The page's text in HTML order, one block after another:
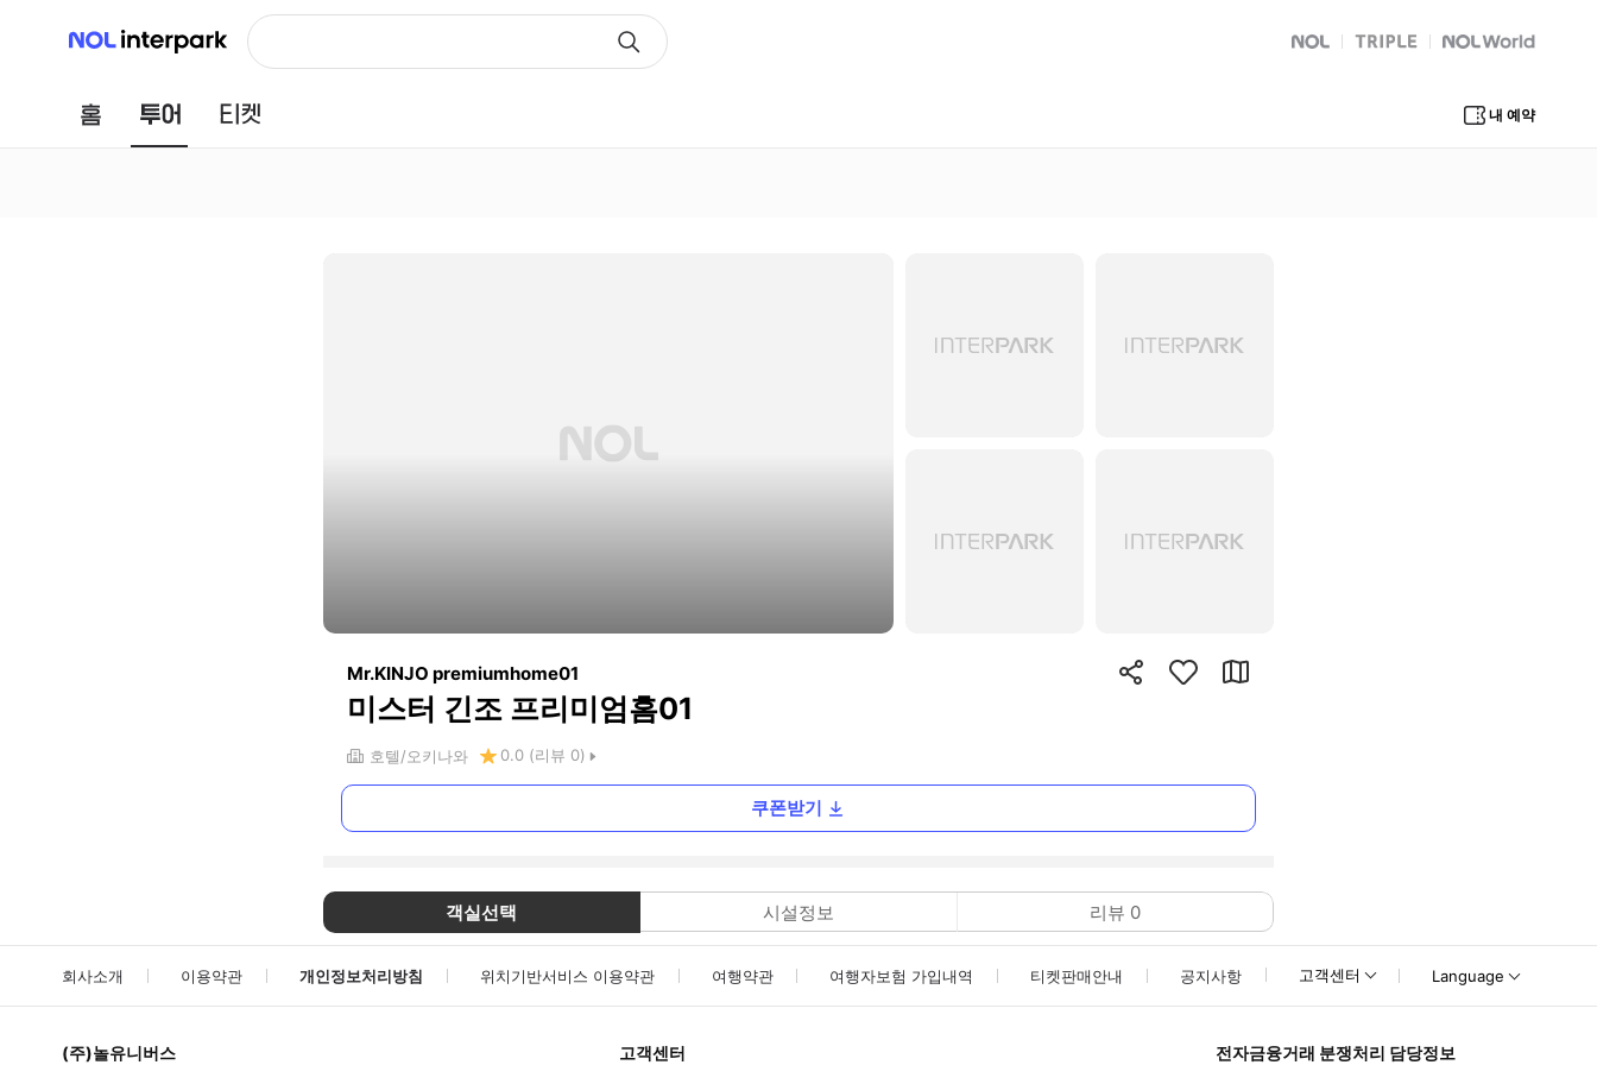
NOL 인터파크
NOL
트리플 Global Interpark
홈 투어 내 예약
Mr.KINJO premiumhome01
미스터 긴조 프리미엄홈01
호텔 오키나와 0.0 (리뷰 0)
쿠폰받기
객실선택 시설정보 리뷰 0
회사소개 이용약관 개인정보처리방침 위치기반서비스 이용약관 여행약관 여행자보험 가입내역 티켓판매안내 공지사항 고객센터 Language
(주)놀유니버스 고객센터 전자금융거래 분쟁처리 담당정보